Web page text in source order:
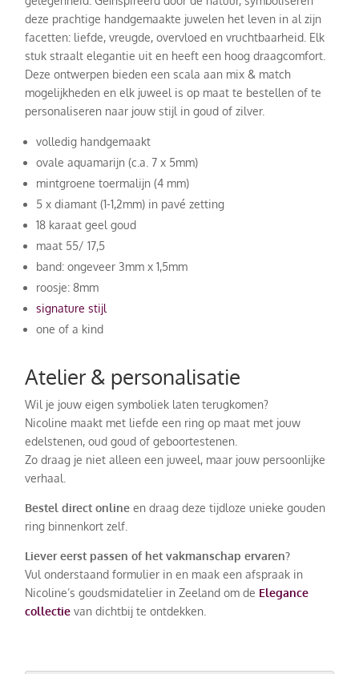
deze prachtige handgemaakte juwelen het leven in al zijn
facetten: liefde, vreugde, overvloed en vruchtbaarheid. Elk
stuk straalt elegantie uit en heeft een hoog draagcomfort.
Deze ontwerpen bieden een scala aan mix & match
mogelijkheden en elk juweel is op maat te bestellen of te
personaliseren naar jouw stijl in goud of zilver.
volledig handgemaakt
ovale aquamarijn (c.a. 7 x 5mm)
mintgroene toermalijn (4 mm)
5 x diamant (1-1,2mm) in pavé zetting
18 karaat geel goud
maat 55/ 17,5
band: ongeveer 3mm x 1,5mm
roosje: 8mm
signature stijl
one of a kind
Atelier & personalisatie
Wil je jouw eigen symboliek laten terugkomen?
Nicoline maakt met liefde een ring op maat met jouw
edelstenen, oud goud of geboortestenen.
Zo draag je niet alleen een juweel, maar jouw persoonlijke
verhaal.
Bestel direct online en draag deze tijdloze unieke gouden
ring binnenkort zelf.
Liever eerst passen of het vakmanschap ervaren?
Vul onderstaand formulier in en maak een afspraak in
Nicoline’s goudsmidatelier in Zeeland om de Elegance
collectie van dichtbij te ontdekken.